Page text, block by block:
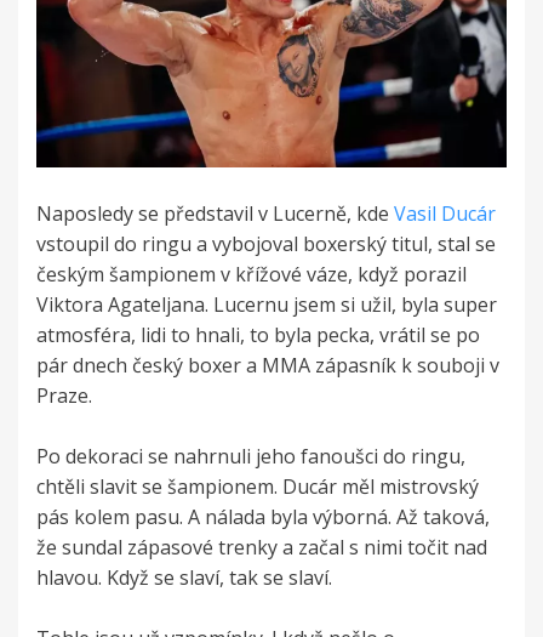
Naposledy se představil v Lucerně, kde Vasil Ducár
vstoupil do ringu a vybojoval boxerský titul, stal se
českým šampionem v křížové váze, když porazil
Viktora Agateljana. Lucernu jsem si užil, byla super
atmosféra, lidi to hnali, to byla pecka, vrátil se po
pár dnech český boxer a MMA zápasník k souboji v
Praze.
Po dekoraci se nahrnuli jeho fanoušci do ringu,
chtěli slavit se šampionem. Ducár měl mistrovský
pás kolem pasu. A nálada byla výborná. Až taková,
že sundal zápasové trenky a začal s nimi točit nad
hlavou. Když se slaví, tak se slaví.